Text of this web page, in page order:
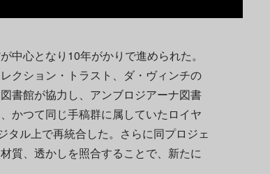
中心となり10年がかりで進められた。
クション・トラスト、ダ・ヴィンチの
書館が協力し、アンブロジアーナ図書
かつて同じ手稿群に属していたロイヤ
タル上で再統合した。さらに同プロジェ
質、透かしを照合することで、新たに